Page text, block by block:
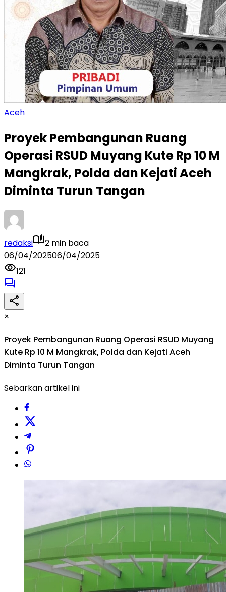
Aceh
Proyek Pembangunan Ruang
Operasi RSUD Muyang Kute Rp 10 M
Mangkrak, Polda dan Kejati Aceh
Diminta Turun Tangan
redaksi
2 min baca
06/04/202506/04/2025
121
×
Proyek Pembangunan Ruang Operasi RSUD Muyang
Kute Rp 10 M Mangkrak, Polda dan Kejati Aceh
Diminta Turun Tangan
Sebarkan artikel ini